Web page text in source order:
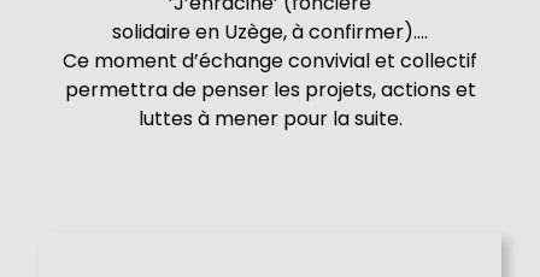
solidaire en Uzège, à confirmer)….
Ce moment d’échange convivial et collectif
permettra de penser les projets, actions et
luttes à mener pour la suite.